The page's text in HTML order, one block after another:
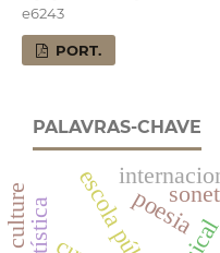
e6243
PORT.
PALAVRAS-CHAVE
poesia